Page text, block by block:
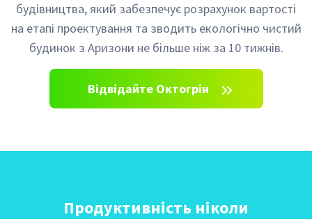
будівництва, який забезпечує розрахунок вартості
на етапі проектування та зводить екологічно чистий
будинок з Аризони не більше ніж за 10 тижнів.
Відвідайте Октогрін
Продуктивність ніколи